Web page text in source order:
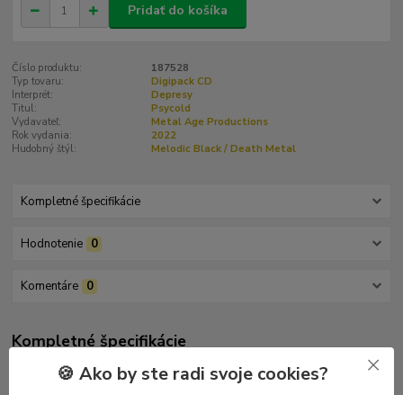
Pridať do košíka
Číslo produktu:
187528
Typ tovaru:
Digipack CD
Interprét:
Depresy
Titul:
Psycold
Vydavateľ:
Metal Age Productions
Rok vydania:
2022
Hudobný štýl:
Melodic Black / Death Metal
Kompletné špecifikácie
Hodnotenie 0
Komentáre 0
Kompletné špecifikácie
Radový album od Depresy z roku 2022.
🍪 Ako by ste radi svoje cookies?